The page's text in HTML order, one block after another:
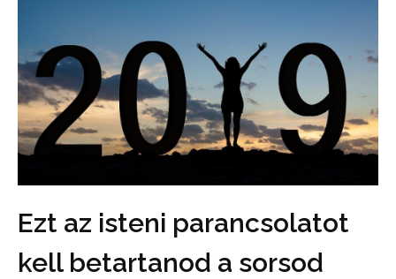
Ezt az isteni parancsolatot
kell betartanod a sorsod